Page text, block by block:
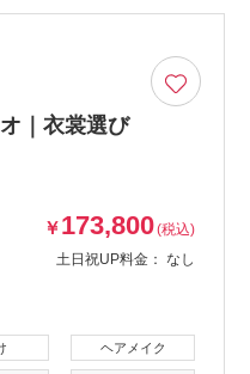
｜衣裳選び
￥173,800(税込)
土日祝UP料金： なし
ヘアメイク